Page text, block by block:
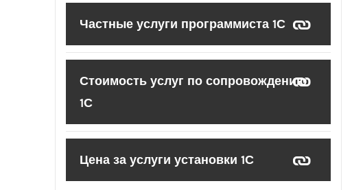
Частные услуги программиста 1С
Стоимость услуг по сопровождению
1С
Цена за услуги установки 1С